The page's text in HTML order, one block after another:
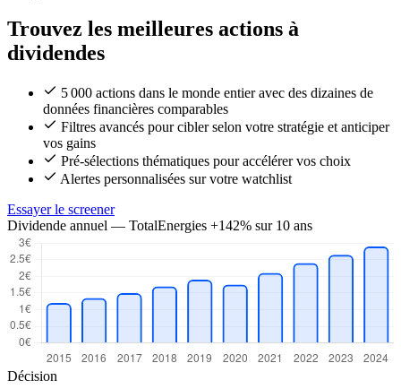
Trouvez les meilleures actions à
dividendes
5 000 actions dans le monde entier avec des dizaines de
données financières comparables
Filtres avancés pour cibler selon votre stratégie et anticiper
vos gains
Pré-sélections thématiques pour accélérer vos choix
Alertes personnalisées sur votre watchlist
Essayer le screener
Dividende annuel — TotalEnergies +142% sur 10 ans
Décision